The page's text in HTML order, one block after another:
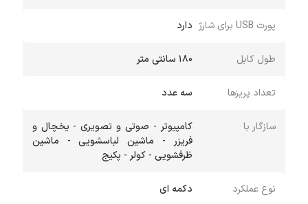
پورت USB برای شارژ دارد
طول کابل ۱۸۰ سانتی متر
تعداد پریزها سه عدد
سازگار با
کامپیوتر - صوتی و تصویری - یخچال و
فریزر - ماشین لباسشویی - ماشین
ظرفشویی - کولر - پکیج
نوع عملکرد
دکمه ای